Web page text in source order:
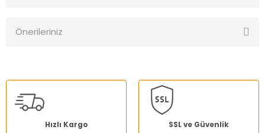
Önerileriniz
kullanarak tarafımıza iletebilirsiniz.
Görüş ve önerileriniz için teşekkür ederiz.
Ürün resmi kalitesiz, bozuk veya görüntülenemiyor.
Hızlı Kargo SSL ve Güvenlik